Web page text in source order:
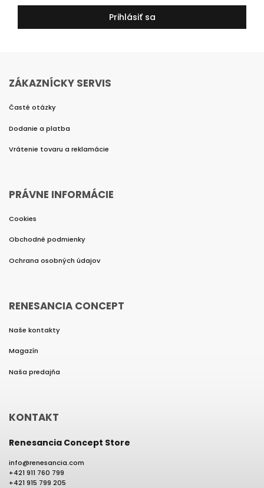
Prihlásiť sa
ZÁKAZNÍCKY SERVIS
Časté otázky
Dodanie a platba
Vrátenie tovaru a reklamácie
PRÁVNE INFORMÁCIE
Cookies
Obchodné podmienky
Ochrana osobných údajov
RENESANCIA CONCEPT
Naše kontakty
Magazín
Naša predajňa
KONTAKT
Renesancia Concept Store
info@renesancia.com
+421 911 760 799
+421 915 799 205